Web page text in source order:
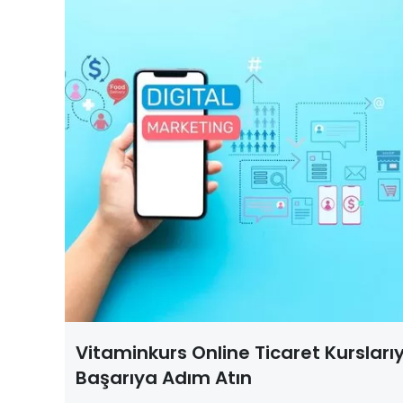
Vitaminkurs Online Ticaret
Başarıya Adım Atın